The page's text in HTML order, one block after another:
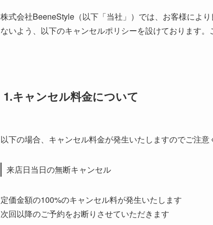
株式会社BeeneStyle（以下「当社」）では、お客様によ
ないよう、以下のキャンセルポリシーを設けております。
1.キャンセル料金について
以下の場合、キャンセル料金が発生いたしますのでご注意
来店日当日の無断キャンセル
定価金額の100%のキャンセル料が発生いたします
次回以降のご予約をお断りさせていただきます